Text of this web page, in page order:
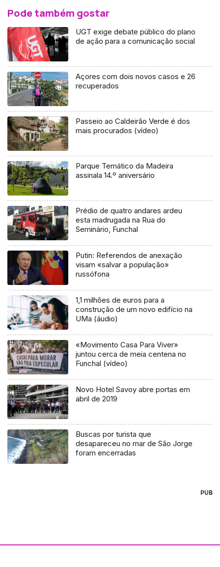
Pode também gostar
UGT exige debate público do plano
de ação para a comunicação social
Açores com dois novos casos e 26
recuperados
Passeio ao Caldeirão Verde é dos
mais procurados (vídeo)
Parque Temático da Madeira
assinala 14.º aniversário
Prédio de quatro andares ardeu
esta madrugada na Rua do
Seminário, Funchal
Putin: Referendos de anexação
visam «salvar a população»
russófona
1,1 milhões de euros para a
construção de um novo edifício na
UMa (áudio)
«Movimento Casa Para Viver»
juntou cerca de meia centena no
Funchal (vídeo)
Novo Hotel Savoy abre portas em
abril de 2019
Buscas por turista que
desapareceu no mar de São Jorge
foram encerradas
PUB